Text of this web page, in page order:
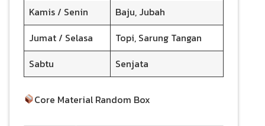
Kamis / Senin
Baju, Jubah
Jumat / Selasa
Topi, Sarung Tangan
Sabtu
Senjata
Core Material Random Box